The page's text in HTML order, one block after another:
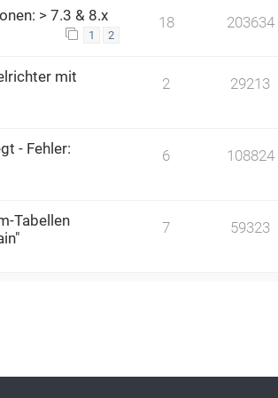
> 7.3 & 8.x
1 2
18 203634
mit
2 29213
- Fehler:
6 108824
Tabellen
7 59323